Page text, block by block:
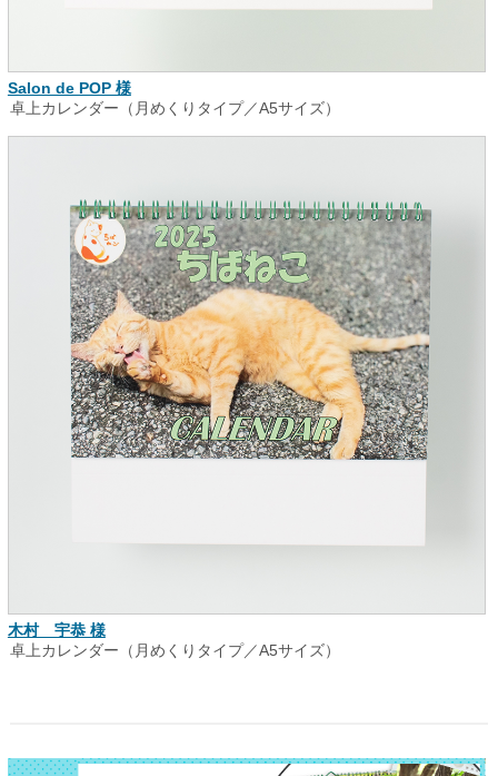
Salon de POP 様
卓上カレンダー（月めくりタイプ／A5サイズ）
木村 宇恭 様
卓上カレンダー（月めくりタイプ／A5サイズ）